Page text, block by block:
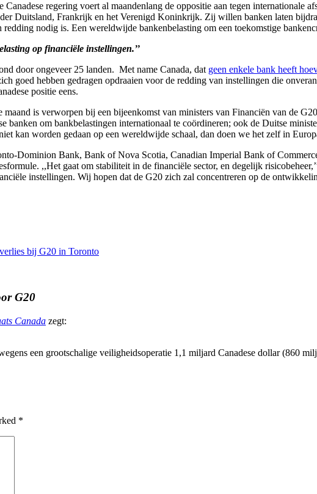
regering voert al maandenlang de oppositie aan tegen internationale
Duitsland, Frankrijk en het Verenigd Koninkrijk. Zij willen banken laten
nodig is. Een wereldwijde bankenbelasting om een toekomstige
op financiële instellingen.’’
door ongeveer 25 landen. Met name Canada, dat geen enkele bank heeft
goed hebben gedragen opdraaien voor de redding van instellingen die
positie eens.
is verworpen bij een bijeenkomst van ministers van Financiën van de
banken om bankbelastingen internationaal te coördineren; ook de Duitse
kan worden gedaan op een wereldwijde schaal, dan doen we het zelf in
Dominion Bank, Bank of Nova Scotia, Canadian Imperial Bank of
,,Het gaat om stabiliteit in de financiële sector, en degelijk
instellingen. Wij hopen dat de G20 zich zal concentreren op de
bij G20 in Toronto
G20
Canada zegt:
een grootschalige veiligheidsoperatie 1,1 miljard Canadese dollar (860
*